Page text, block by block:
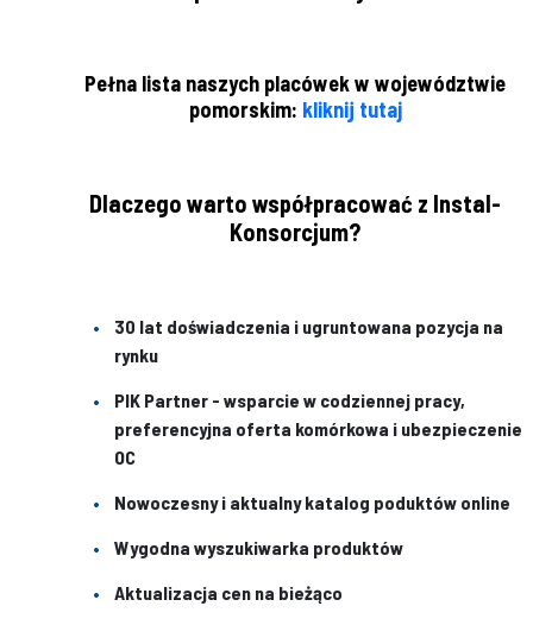
Pełna lista naszych placówek w województwie
pomorskim: kliknij tutaj
Dlaczego warto współpracować z Instal-
Konsorcjum?
30 lat doświadczenia i ugruntowana pozycja na
rynku
PIK Partner - wsparcie w codziennej pracy,
preferencyjna oferta komórkowa i ubezpieczenie
OC
Nowoczesny i aktualny katalog poduktów online
Wygodna wyszukiwarka produktów
Aktualizacja cen na bieżąco